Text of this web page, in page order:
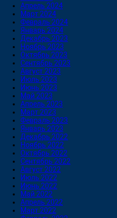
Апрель 2024
Март 2024
Февраль 2024
Январь 2024
Декабрь 2023
Ноябрь 2023
Октябрь 2023
Сентябрь 2023
Август 2023
Июль 2023
Июнь 2023
Май 2023
Апрель 2023
Март 2023
Февраль 2023
Январь 2023
Декабрь 2022
Ноябрь 2022
Октябрь 2022
Сентябрь 2022
Август 2022
Июль 2022
Июнь 2022
Май 2022
Апрель 2022
Март 2022